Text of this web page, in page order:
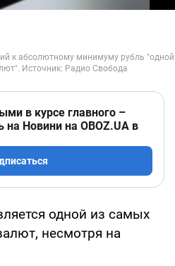
в курсе главного –
на Новини на OBOZ.UA в
одной из самых
несмотря на